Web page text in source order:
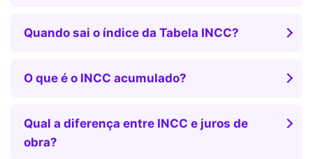
Quando sai o índice da Tabela INCC?
O que é o INCC acumulado?
Qual a diferença entre INCC e juros de
obra?